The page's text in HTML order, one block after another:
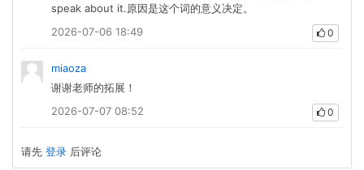
speak about it.原因是这个词的意义决定。
2026-07-06 18:49
0
miaoza
谢谢老师的拓展！
2026-07-07 08:52
0
请先 登录 后评论